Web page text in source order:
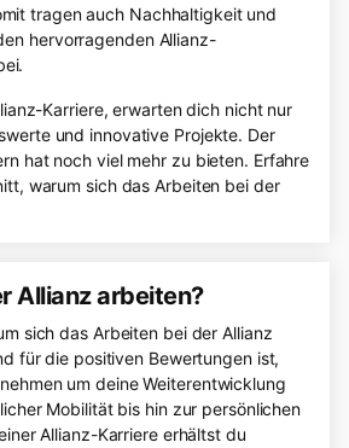
tragen auch Nachhaltigkeit und
hervorragenden Allianz-
Karriere, erwarten dich nicht nur
und innovative Projekte. Der
hat noch viel mehr zu bieten. Erfahre
warum sich das Arbeiten bei der
Allianz arbeiten?
sich das Arbeiten bei der Allianz
für die positiven Bewertungen ist,
um deine Weiterentwicklung
Mobilität bis hin zur persönlichen
Allianz-Karriere erhältst du